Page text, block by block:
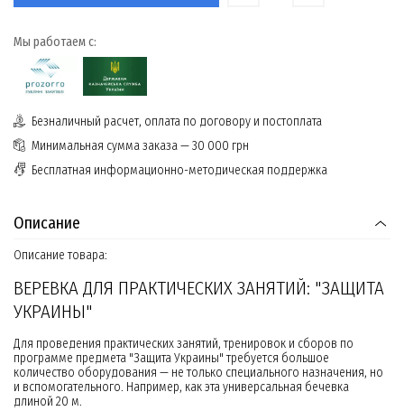
Мы работаем с:
Безналичный расчет, оплата по договору и постоплата
Минимальная сумма заказа — 30 000 грн
Бесплатная информационно-методическая поддержка
Описание
Описание товара:
ВЕРЕВКА ДЛЯ ПРАКТИЧЕСКИХ ЗАНЯТИЙ: "ЗАЩИТА
УКРАИНЫ"
Для проведения практических занятий, тренировок и сборов по
программе предмета "Защита Украины" требуется большое
количество оборудования — не только специального назначения, но
и вспомогательного. Например, как эта универсальная бечевка
длиной 20 м.